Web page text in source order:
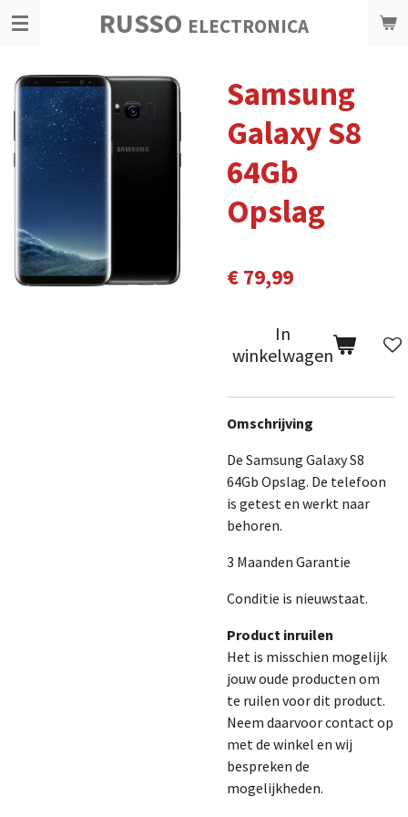
Ga
de
hoofdinhoud
RUSSO ELECTRONICA
Samsung
Galaxy S8
64Gb
Opslag
€ 79,99
In
winkelwagen
Omschrijving
De Samsung Galaxy S8
64Gb Opslag. De telefoon
is getest en werkt naar
behoren.
3 Maanden Garantie
Conditie is nieuwstaat.
Product inruilen
Het is misschien mogelijk
jouw oude producten om
te ruilen voor dit product.
Neem daarvoor contact op
met de winkel en wij
bespreken de
mogelijkheden.